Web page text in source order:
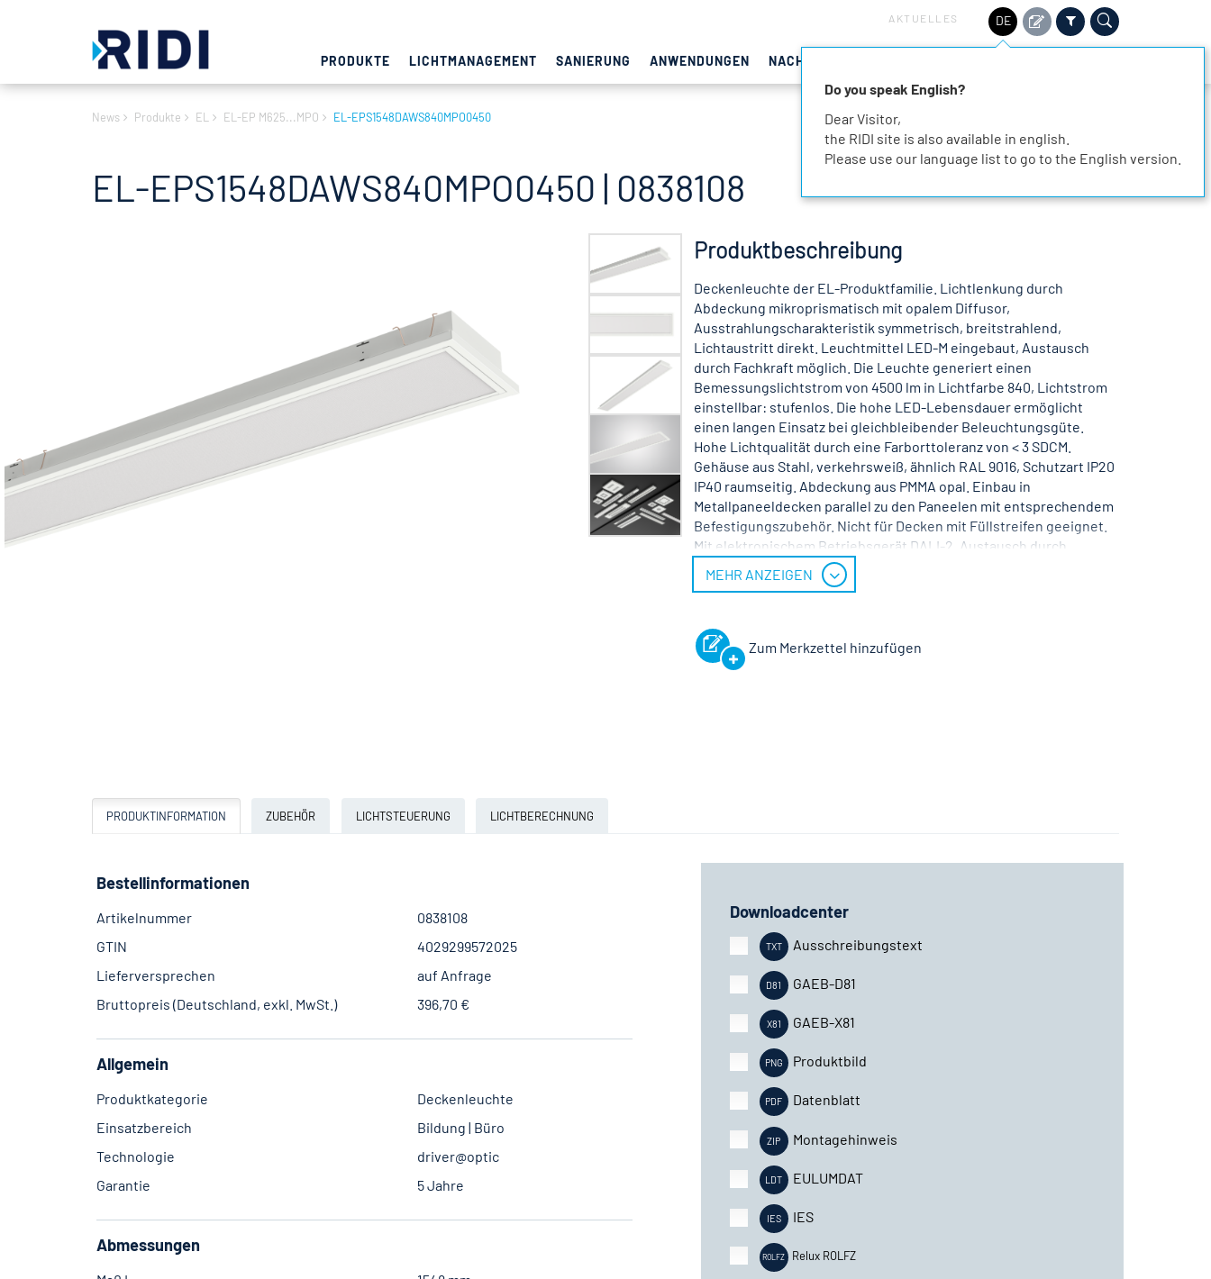
AKTUELLES DE
PRODUKTE LICHTMANAGEMENT SANIERUNG ANWENDUNGEN NACHHALTIGKEIT
News Produkte EL EL-EP M625...MPO EL-EPS1548DAWS840MPO0450
EL-EPS1548DAWS840MPO0450 | 0838108
Produktbeschreibung
Deckenleuchte der EL-Produktfamilie. Lichtlenkung durch
Abdeckung mikroprismatisch mit opalem Diffusor,
Ausstrahlungscharakteristik symmetrisch, breitstrahlend,
Lichtaustritt direkt. Leuchtmittel LED-M eingebaut, Austausch
durch Fachkraft möglich. Die Leuchte generiert einen
Bemessungslichtstrom von 4500 lm in Lichtfarbe 840, Lichtstrom
einstellbar: stufenlos. Die hohe LED-Lebensdauer ermöglicht
einen langen Einsatz bei gleichbleibender Beleuchtungsgüte.
Hohe Lichtqualität durch eine Farborttoleranz von < 3 SDCM.
Gehäuse aus Stahl, verkehrsweiß, ähnlich RAL 9016, Schutzart IP20
IP40 raumseitig. Abdeckung aus PMMA opal. Einbau in
Metallpaneeldecken parallel zu den Paneelen mit entsprechendem
Befestigungszubehör. Nicht für Decken mit Füllstreifen geeignet.
Mit elektronischem Betriebsgerät DALI-2. Austausch durch
Fachkraft möglich. Nennspannung 220 - 240 V AC/DC 50 - 60 Hz.
MEHR ANZEIGEN
Zum Merkzettel hinzufügen
PRODUKTINFORMATION ZUBEHÖR LICHTSTEUERUNG LICHTBERECHNUNG
Bestellinformationen
Artikelnummer
0838108
GTIN
4029299572025
Lieferversprechen
auf Anfrage
Bruttopreis (Deutschland, exkl. MwSt.)
396,70 €
Allgemein
Produktkategorie
Deckenleuchte
Einsatzbereich
Bildung | Büro
Technologie
driver@optic
Garantie
5 Jahre
Abmessungen
Downloadcenter
Ausschreibungstext
GAEB-D81
GAEB-X81
Produktbild
Datenblatt
Montagehinweis
EULUMDAT
IES
Relux ROLFZ
Do you speak English?
Dear Visitor,
the RIDI site is also available in english.
Please use our language list to go to the English version.